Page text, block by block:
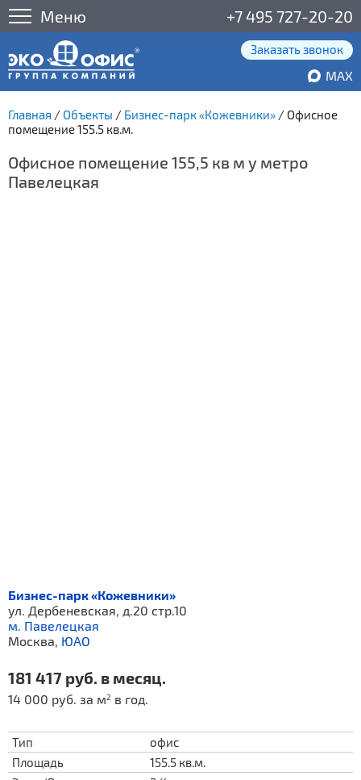
Меню +7 495 727-20-20
Заказать звонок
MAX
Главная / Объекты / Бизнес-парк «Кожевники» / Офисное
помещение 155.5 кв.м.
Офисное помещение 155,5 кв м у метро
Павелецкая
Бизнес-парк «Кожевники»
ул. Дербеневская, д.20 стр.10
м. Павелецкая
Москва, ЮАО
181 417 руб. в месяц.
14 000 руб. за м2 в год.
Тип
офис
Площадь
155.5 кв.м.